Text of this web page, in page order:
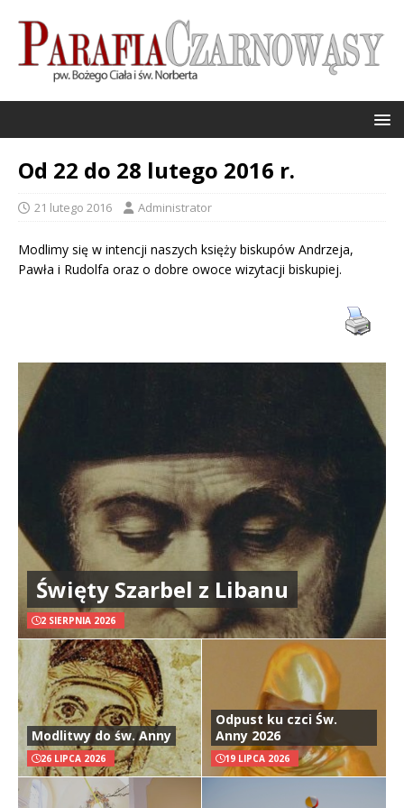
Od 22 do 28 lutego 2016 r.
21 lutego 2016 Administrator
Modlimy się w intencji naszych księży biskupów Andrzeja,
Pawła i Rudolfa oraz o dobre owoce wizytacji biskupiej.
Święty Szarbel z Libanu
2 SIERPNIA 2026
Modlitwy do św. Anny
26 LIPCA 2026
Odpust ku czci Św.
Anny 2026
19 LIPCA 2026